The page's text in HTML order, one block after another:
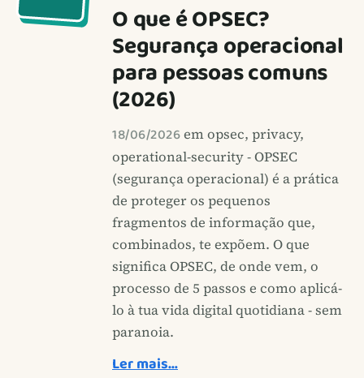
O que é OPSEC?
Segurança operacional
para pessoas comuns
(2026)
18/06/2026em opsec, privacy,
operational-security - OPSEC
(segurança operacional) é a prática
de proteger os pequenos
fragmentos de informação que,
combinados, te expõem. O que
significa OPSEC, de onde vem, o
processo de 5 passos e como aplicá-
lo à tua vida digital quotidiana - sem
paranoia.
Ler mais…